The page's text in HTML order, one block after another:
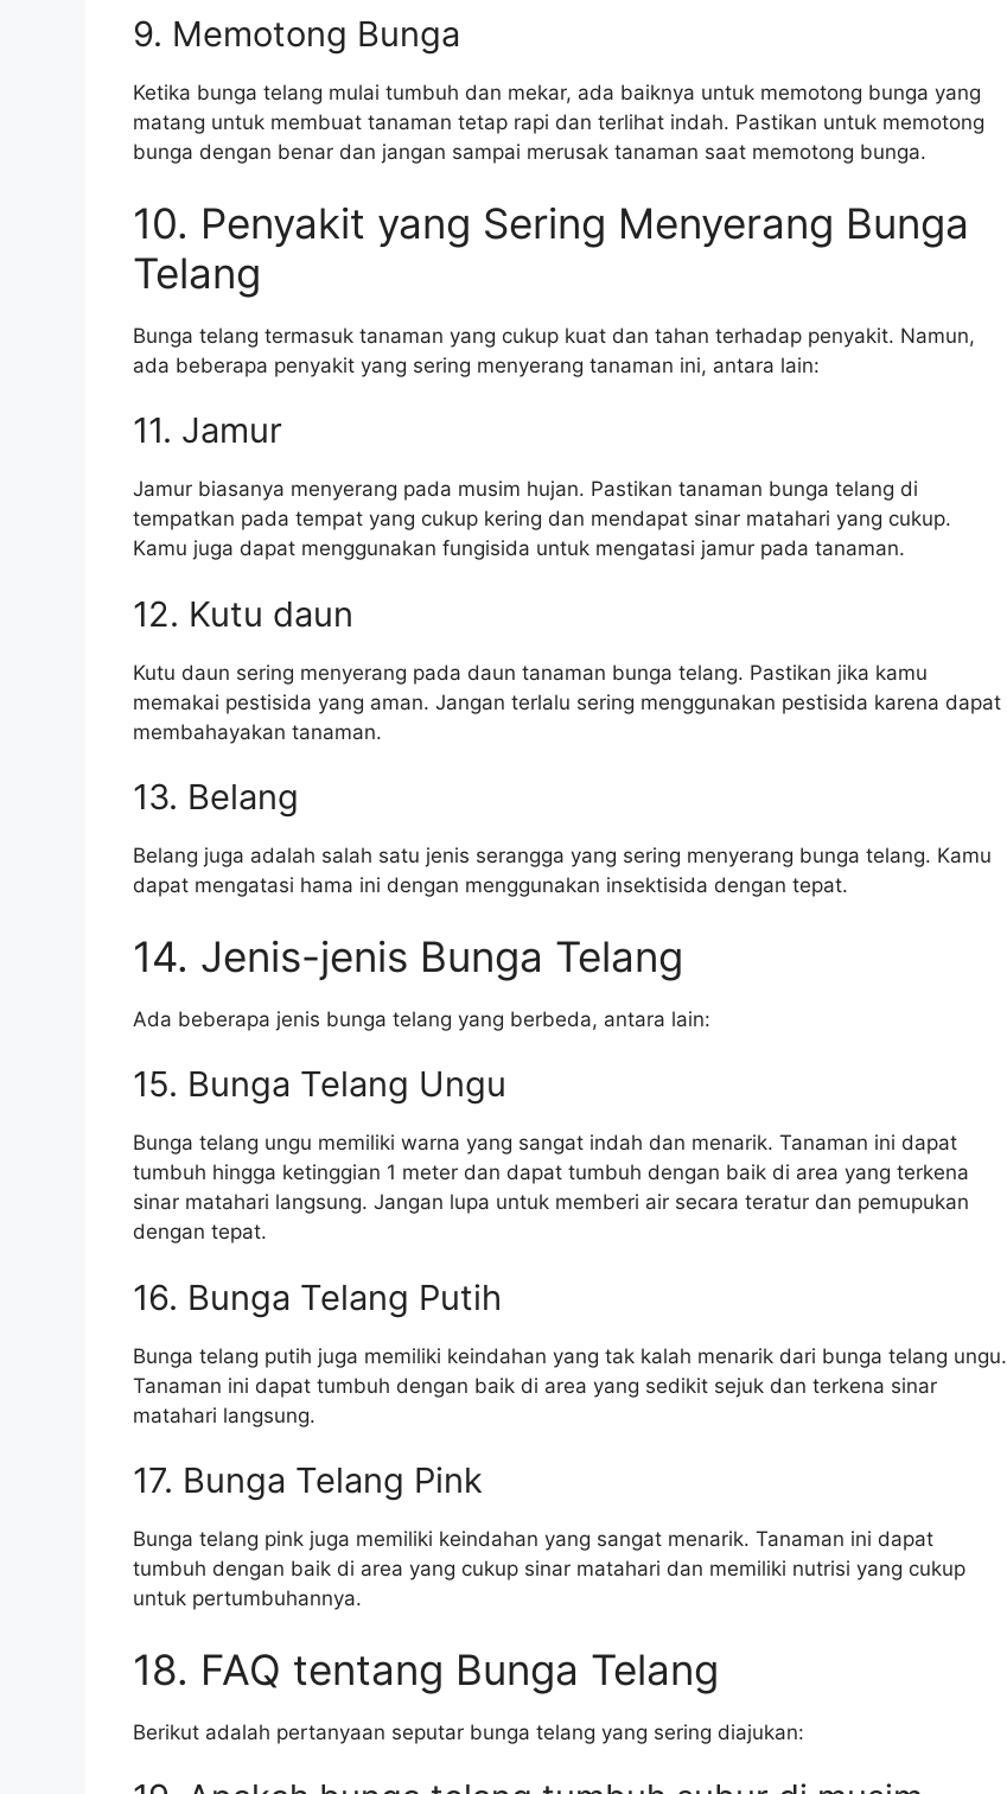
9. Memotong Bunga
Ketika bunga telang mulai tumbuh dan mekar, ada baiknya untuk memotong bunga yang
matang untuk membuat tanaman tetap rapi dan terlihat indah. Pastikan untuk memotong
bunga dengan benar dan jangan sampai merusak tanaman saat memotong bunga.
10. Penyakit yang Sering Menyerang Bunga
Telang
Bunga telang termasuk tanaman yang cukup kuat dan tahan terhadap penyakit. Namun,
ada beberapa penyakit yang sering menyerang tanaman ini, antara lain:
11. Jamur
Jamur biasanya menyerang pada musim hujan. Pastikan tanaman bunga telang di
tempatkan pada tempat yang cukup kering dan mendapat sinar matahari yang cukup.
Kamu juga dapat menggunakan fungisida untuk mengatasi jamur pada tanaman.
12. Kutu daun
Kutu daun sering menyerang pada daun tanaman bunga telang. Pastikan jika kamu
memakai pestisida yang aman. Jangan terlalu sering menggunakan pestisida karena dapat
membahayakan tanaman.
13. Belang
Belang juga adalah salah satu jenis serangga yang sering menyerang bunga telang. Kamu
dapat mengatasi hama ini dengan menggunakan insektisida dengan tepat.
14. Jenis-jenis Bunga Telang
Ada beberapa jenis bunga telang yang berbeda, antara lain:
15. Bunga Telang Ungu
Bunga telang ungu memiliki warna yang sangat indah dan menarik. Tanaman ini dapat
tumbuh hingga ketinggian 1 meter dan dapat tumbuh dengan baik di area yang terkena
sinar matahari langsung. Jangan lupa untuk memberi air secara teratur dan pemupukan
dengan tepat.
16. Bunga Telang Putih
Bunga telang putih juga memiliki keindahan yang tak kalah menarik dari bunga telang ungu.
Tanaman ini dapat tumbuh dengan baik di area yang sedikit sejuk dan terkena sinar
matahari langsung.
17. Bunga Telang Pink
Bunga telang pink juga memiliki keindahan yang sangat menarik. Tanaman ini dapat
tumbuh dengan baik di area yang cukup sinar matahari dan memiliki nutrisi yang cukup
untuk pertumbuhannya.
18. FAQ tentang Bunga Telang
Berikut adalah pertanyaan seputar bunga telang yang sering diajukan: